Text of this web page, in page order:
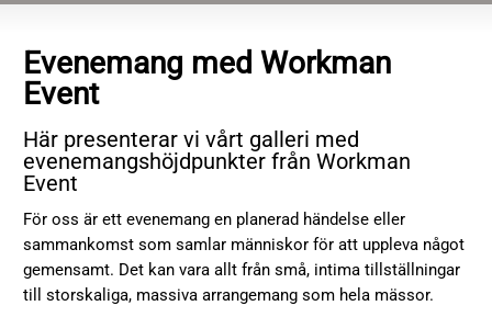
Evenemang med Workman
Event
Här presenterar vi vårt galleri med
evenemangshöjdpunkter från Workman
Event
För oss är ett evenemang en planerad händelse eller
sammankomst som samlar människor för att uppleva något
gemensamt. Det kan vara allt från små, intima tillställningar
till storskaliga, massiva arrangemang som hela mässor.